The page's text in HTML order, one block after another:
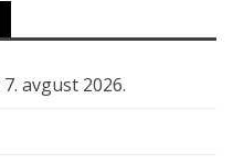
7. avgust 2026.